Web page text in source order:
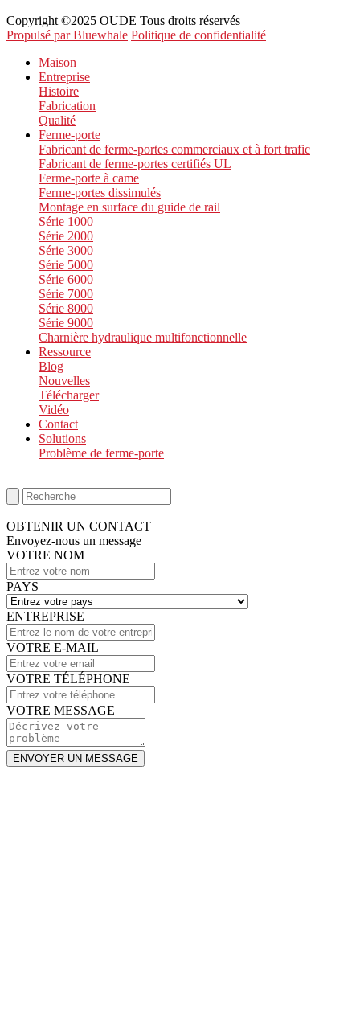
Copyright ©2025 OUDE Tous droits réservés
Propulsé par Bluewhale Politique de confidentialité
Maison
Entreprise
Histoire
Fabrication
Qualité
Ferme-porte
Fabricant de ferme-portes commerciaux et à fort trafic
Fabricant de ferme-portes certifiés UL
Ferme-porte à came
Ferme-portes dissimulés
Montage en surface du guide de rail
Série 1000
Série 2000
Série 3000
Série 5000
Série 6000
Série 7000
Série 8000
Série 9000
Charnière hydraulique multifonctionnelle
Ressource
Blog
Nouvelles
Télécharger
Vidéo
Contact
Solutions
Problème de ferme-porte
OBTENIR UN CONTACT
Envoyez-nous un message
VOTRE NOM
PAYS
ENTREPRISE
VOTRE E-MAIL
VOTRE TÉLÉPHONE
VOTRE MESSAGE
ENVOYER UN MESSAGE